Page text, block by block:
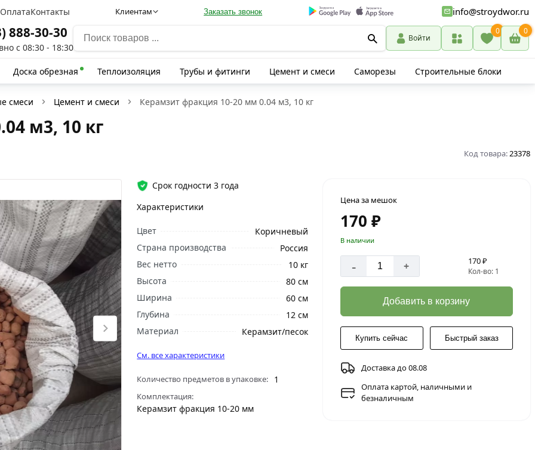
ОплатаКонтакты Клиентам Заказать звонок info@stroydwor.ru
888-30-30
с 08:30 - 18:30
Войти
0 0
Доска обрезная Теплоизоляция Трубы и фитинги Цемент и смеси Саморезы Строительные блоки
смеси Цемент и смеси Керамзит фракция 10-20 мм 0.04 м3, 10 кг
м3, 10 кг
Код товара:23378
Срок годности 3 года
Характеристики
Цвет
Коричневый
Страна производства
Россия
Вес нетто
10 кг
Высота
80 см
Ширина
60 см
Глубина
12 см
Материал
Керамзит/песок
См. все характеристики
Количество предметов в упаковке: 1
Комплектация:
Керамзит фракция 10-20 мм
Цена за мешок
170 ₽
В наличии
- + 170 ₽
Кол-во: 1
Добавить в корзину
Купить сейчас Быстрый заказ
Доставка до 08.08
Оплата картой, наличными и
безналичным